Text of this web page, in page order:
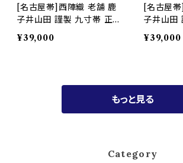
[名古屋帯]西陣織 老舗 鹿
子井山田 謹製 九寸帯 正絹
日本製(商品番号:22485)
¥39,000
[名古屋
子井山田
日本製(商
¥39,000
もっと見る
Category